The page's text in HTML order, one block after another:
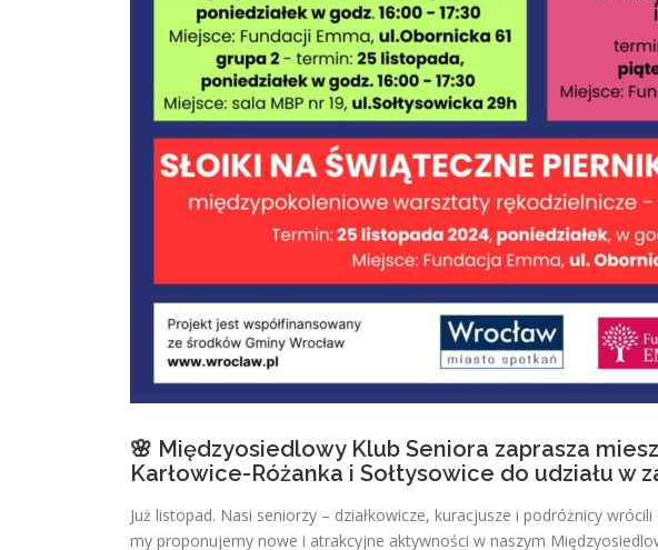
🌸 Międzyosiedlowy Klub Seniora zaprasza
Karłowice-Różanka i Sołtysowice do udziału w
Już listopad. Nasi seniorzy – działkowicze, kuracjusze i podróżnicy
my proponujemy nowe i atrakcyjne aktywności w naszym